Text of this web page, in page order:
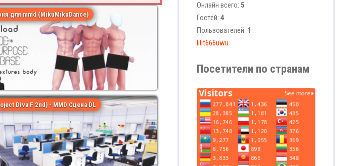
для mmd (MikuMikuDance)
Diva F 2nd) - MMD Сцена DL
Онлайн всего: 5
Гостей: 4
Пользователей: 1
lilit666uwu
Посетители по странам